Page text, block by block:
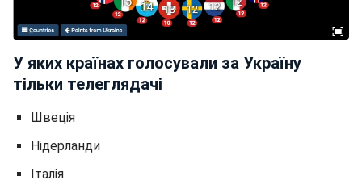
У яких країнах голосували за Україну
тільки телеглядачі
Швеція
Нідерланди
Італія